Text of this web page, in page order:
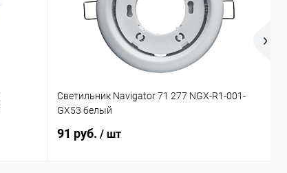
Светильник Navigator 71 277 NGX-R1-001-
GX53 белый
91 руб. / шт